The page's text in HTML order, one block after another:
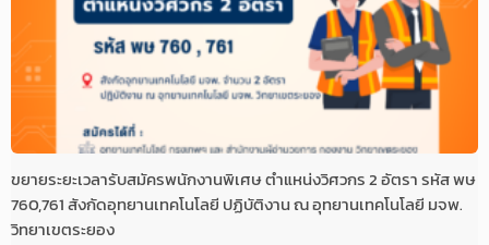
ขยายระยะเวลารับสมัครพนักงานพิเศษ ตำแหน่งวิศวกร 2 อัตรา รหัส พษ
760,761 สังกัดอุทยานเทคโนโลยี ปฏิบัติงาน ณ อุทยานเทคโนโลยี มจพ.
วิทยาเขตระยอง